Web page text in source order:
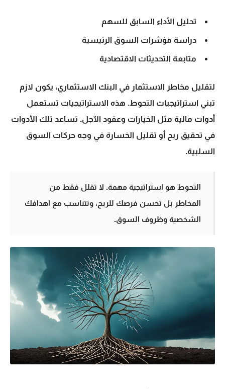
تحليل الأداء السابق للسهم
دراسة مؤشرات السوق الرئيسية
متابعة التحديثات الاقتصادية
لتقليل مخاطر الاستثمار في البنك الاستثماري، يكون لازم
تبني استراتيجيات التحوط. هذه الاستراتيجيات تستعمل
أدوات مالية مثل الخيارات وعقود الآجل. تساعد تلك الأدوات
في تحقيق ربح أو تقليل الخسارة في وجه حركات السوق
السلبية.
التحوط هو استراتيجية مهمة. لا تقلل فقط من
المخاطر بل تحسن فرصك للربح، وتتناسب مع اهدافك
الشخصية وظروف السوق.